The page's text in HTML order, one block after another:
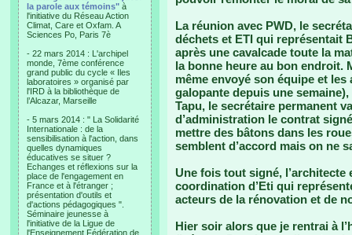
la parole aux témoins" à
l'initiative du Réseau Action
Climat, Care et Oxfam. A
Sciences Po, Paris 7è
- 22 mars 2014 : L'archipel
monde, 7ème conférence
grand public du cycle « Iles
laboratoires » organisé par
l'IRD à la bibliothèque de
l’Alcazar, Marseille
- 5 mars 2014 : " La Solidarité
Internationale : de la
sensibilisation à l'action, dans
quelles dynamiques
éducatives se situer ?
Echanges et réflexions sur la
place de l'engagement en
France et à l'étranger ;
présentation d'outils et
d'actions pédagogiques ".
Séminaire jeunesse à
l'initiative de la Ligue de
l'Enseignement Fédération de
La réunion avec PWD, le
déchets et ETI qui représentait
après une cavalcade toute la
la bonne heure au bon endroit.
même envoyé son équipe et
galopante depuis une
Tapu, le secrétaire permanent
d’administration le contrat
mettre des bâtons dans les
semblent d’accord mais on ne
Une fois tout signé,
coordination d’Eti qui
acteurs de la rénovation et de
Hier soir alors que je rentrai à